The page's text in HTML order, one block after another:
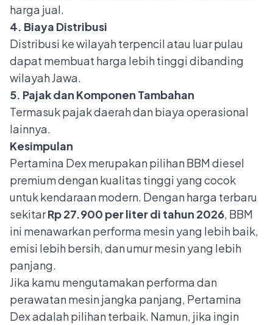
harga jual.
4. Biaya Distribusi
Distribusi ke wilayah terpencil atau luar pulau
dapat membuat harga lebih tinggi dibanding
wilayah Jawa.
5. Pajak dan Komponen Tambahan
Termasuk pajak daerah dan biaya operasional
lainnya.
Kesimpulan
Pertamina Dex merupakan pilihan BBM diesel
premium dengan kualitas tinggi yang cocok
untuk kendaraan modern. Dengan harga terbaru
sekitarRp 27.900 per liter di tahun 2026, BBM
ini menawarkan performa mesin yang lebih baik,
emisi lebih bersih, dan umur mesin yang lebih
panjang.
Jika kamu mengutamakan performa dan
perawatan mesin jangka panjang, Pertamina
Dex adalah pilihan terbaik. Namun, jika ingin